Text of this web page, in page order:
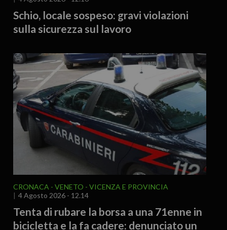
Schio, locale sospeso: gravi violazioni
sulla sicurezza sul lavoro
CRONACA VENETO
VICENZA E PROVINCIA
4 Agosto 2026 - 12.14
Tenta di rubare la borsa a una 71enne in
bicicletta e la fa cadere: denunciato un